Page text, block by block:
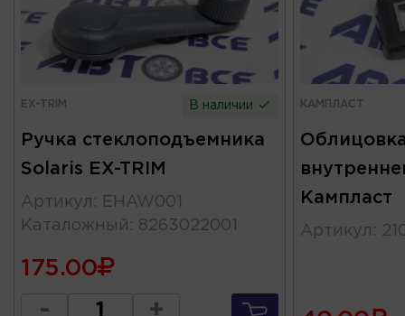
EX-TRIM В наличии
Ручка стеклоподъемника
Solaris EX-TRIM
Артикул :
EHAW001
Каталожный : 8263022001
175.00
- +
КАМПЛАСТ
Кампласт
Артикул :